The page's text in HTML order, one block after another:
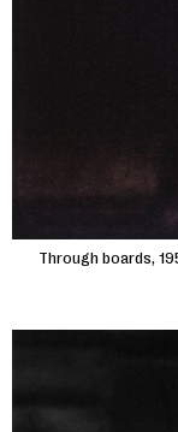
Through boards,